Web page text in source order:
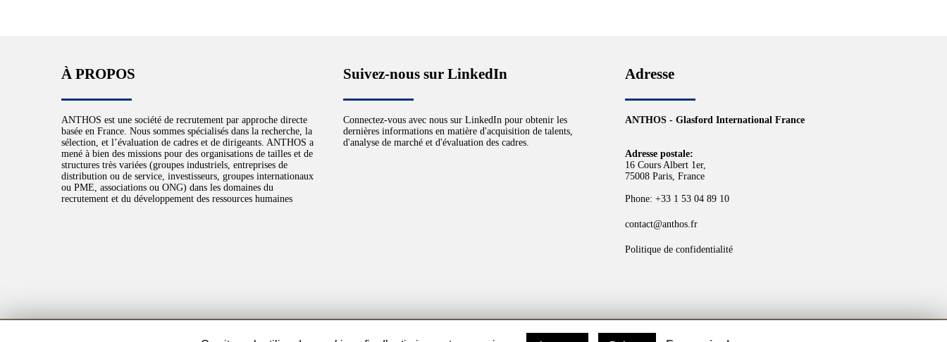
À PROPOS
ANTHOS est une société de recrutement par approche directe
basée en France. Nous sommes spécialisés dans la recherche, la
sélection, et l’évaluation de cadres et de dirigeants. ANTHOS a
mené à bien des missions pour des organisations de tailles et de
structures très variées (groupes industriels, entreprises de
distribution ou de service, investisseurs, groupes internationaux
ou PME, associations ou ONG) dans les domaines du
recrutement et du développement des ressources humaines
Suivez-nous sur LinkedIn
Connectez-vous avec nous sur LinkedIn pour obtenir les
dernières informations en matière d'acquisition de talents,
d'analyse de marché et d'évaluation des cadres.
Adresse
ANTHOS - Glasford International France
Adresse postale:
16 Cours Albert 1er,
75008 Paris, France
Phone: +33 1 53 04 89 10
contact@anthos.fr
Politique de confidentialité